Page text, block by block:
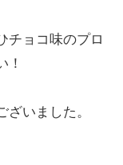
チョコ味のプロ
！
いました。